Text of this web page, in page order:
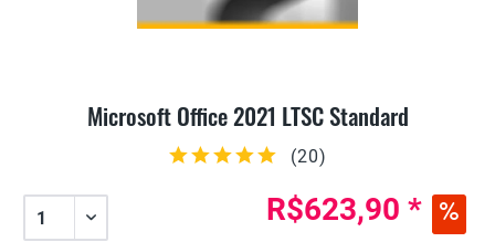
Microsoft Office 2021 LTSC Standard
(20)
R$623,90 *